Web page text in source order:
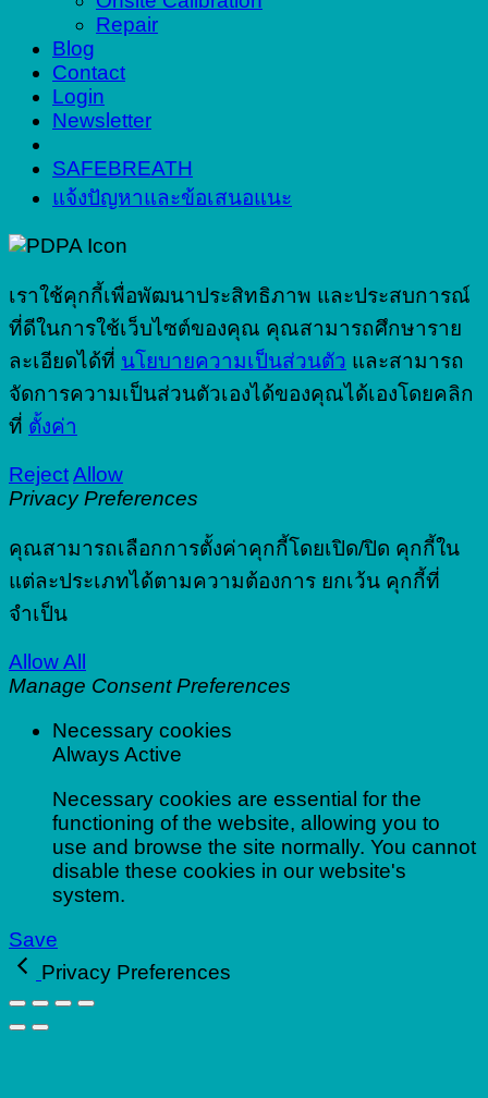
Repair
Blog
Contact
Login
Newsletter
SAFEBREATH
แจ้งปัญหาและข้อเสนอแนะ
เราใช้คุกกี้เพื่อพัฒนาประสิทธิภาพ และประสบการณ์
ที่ดีในการใช้เว็บไซต์ของคุณ คุณสามารถศึกษาราย
ละเอียดได้ที่ นโยบายความเป็นส่วนตัว และสามารถ
จัดการความเป็นส่วนตัวเองได้ของคุณได้เองโดยคลิก
ที่ ตั้งค่า
RejectAllow
Privacy Preferences
คุณสามารถเลือกการตั้งค่าคุกกี้โดยเปิด/ปิด คุกกี้ใน
แต่ละประเภทได้ตามความต้องการ ยกเว้น คุกกี้ที่
จำเป็น
Allow All
Manage Consent Preferences
Necessary cookies
Always Active
Necessary cookies are essential for the
functioning of the website, allowing you to
use and browse the site normally. You cannot
disable these cookies in our website's
system.
Save
Privacy Preferences